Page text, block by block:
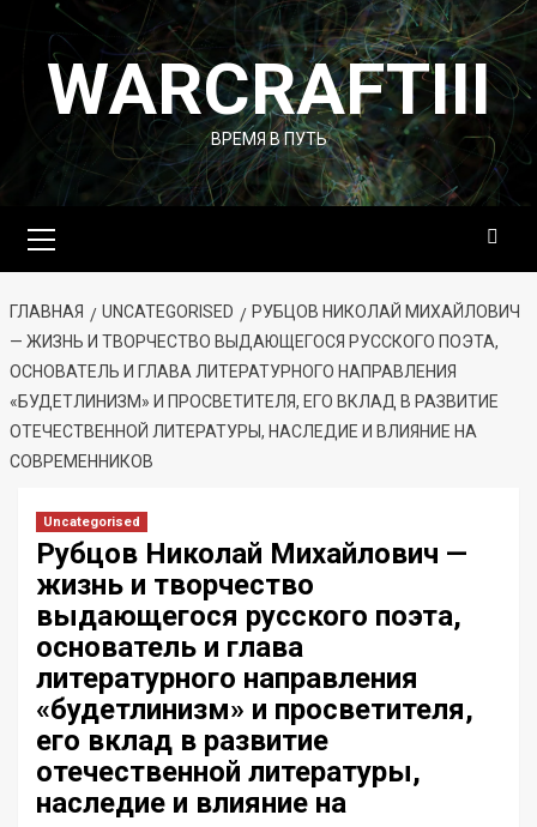
Перейти
содержимому
WARCRAFTIII
ВРЕМЯ В ПУТЬ
меню
ГЛАВНАЯ UNCATEGORISED
РУБЦОВ НИКОЛАЙ МИХАЙЛОВИЧ
— ЖИЗНЬ И ТВОРЧЕСТВО ВЫДАЮЩЕГОСЯ РУССКОГО ПОЭТА,
ОСНОВАТЕЛЬ И ГЛАВА ЛИТЕРАТУРНОГО НАПРАВЛЕНИЯ
«БУДЕТЛИНИЗМ» И ПРОСВЕТИТЕЛЯ, ЕГО ВКЛАД В РАЗВИТИЕ
ОТЕЧЕСТВЕННОЙ ЛИТЕРАТУРЫ, НАСЛЕДИЕ И ВЛИЯНИЕ НА
СОВРЕМЕННИКОВ
Uncategorised
Рубцов Николай Михайлович —
жизнь и творчество
выдающегося русского поэта,
основатель и глава
литературного направления
«будетлинизм» и просветителя,
его вклад в развитие
отечественной литературы,
наследие и влияние на